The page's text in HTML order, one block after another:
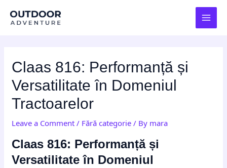
Claas 816: Performanță și
Versatilitate în Domeniul
Tractoarelor
Leave a Comment / Fără categorie / By mara
Claas 816: Performanță și
Versatilitate în Domeniul
navigation